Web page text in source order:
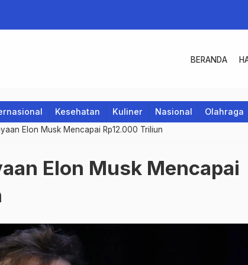
BERANDA
Kesehatan Kuliner Nasional Olahraga
Elon Musk Mencapai Rp12.000 Triliun
Elon Musk Mencapai